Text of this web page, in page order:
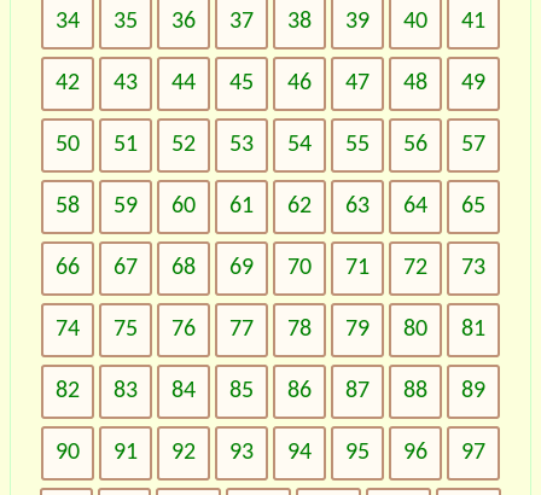
34 35 36 37 38 39 40 41
42 43 44 45 46 47 48 49
50 51 52 53 54 55 56 57
58 59 60 61 62 63 64 65
66 67 68 69 70 71 72 73
74 75 76 77 78 79 80 81
82 83 84 85 86 87 88 89
90 91 92 93 94 95 96 97